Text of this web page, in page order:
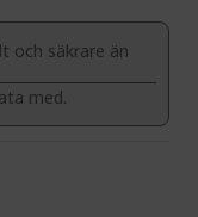
och säkrare än
med.